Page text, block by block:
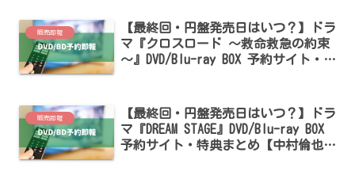
販売即報
【最終回・円盤発売日はいつ？】ドラ
マ『クロスロード ～救命救急の約束
～』DVD/Blu-ray BOX 予約サイト・特
販売即報
【最終回・円盤発売日はいつ？】ドラ
マ『DREAM STAGE』DVD/Blu-ray BOX
予約サイト・特典まとめ【中村倫也・